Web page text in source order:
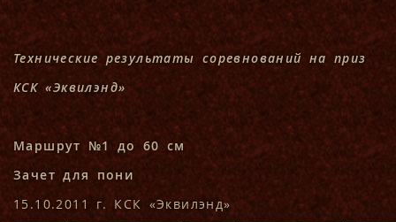
Технические результаты соревнований на приз
КСК «Эквилэнд»
Маршрут №1 до 60 см
Зачет для пони
15.10.2011 г. КСК «Эквилэнд»